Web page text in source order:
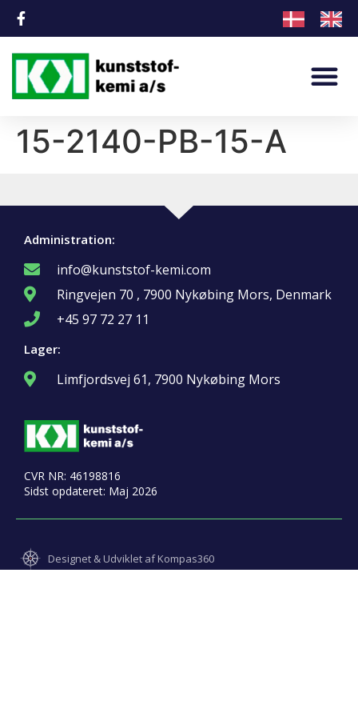
15-2140-PB-15-A
Administration:
info@kunststof-kemi.com
Ringvejen 70 , 7900 Nykøbing Mors, Denmark
+45 97 72 27 11
Lager:
Limfjordsvej 61, 7900 Nykøbing Mors
CVR NR: 46198816
Sidst opdateret: Maj 2026
Designet & Udviklet af Kompas360